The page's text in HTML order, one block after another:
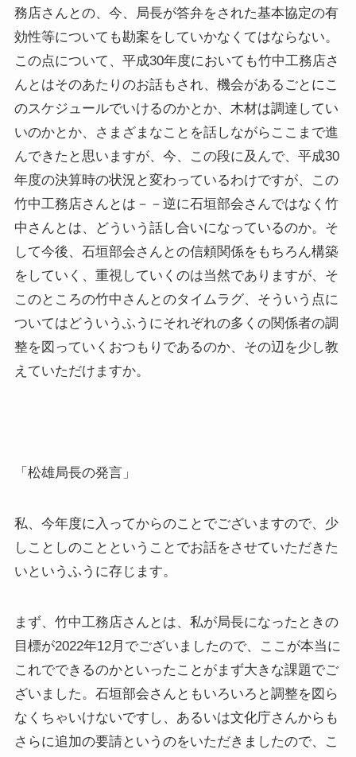
務店さんとの、今、局長が答弁をされた基本協定の有
効性等についても勘案をしていかなくてはならない。
この点について、平成30年度においても竹中工務店さ
んとはそのあたりのお話もされ、機会があるごとにこ
のスケジュールでいけるのかとか、木材は調達してい
いのかとか、さまざまなことを話しながらここまで進
んできたと思いますが、今、この段に及んで、平成30
年度の決算時の状況と変わっているわけですが、この
竹中工務店さんとは－－逆に石垣部会さんではなく竹
中さんとは、どういう話し合いになっているのか。そ
して今後、石垣部会さんとの信頼関係をもちろん構築
をしていく、重視していくのは当然でありますが、そ
このところの竹中さんとのタイムラグ、そういう点に
ついてはどういうふうにそれぞれの多くの関係者の調
整を図っていくおつもりであるのか、その辺を少し教
えていただけますか。
「松雄局長の発言」
私、今年度に入ってからのことでございますので、少
しことしのことということでお話をさせていただきた
いというふうに存じます。
まず、竹中工務店さんとは、私が局長になったときの
目標が2022年12月でございましたので、ここが本当に
これでできるのかといったことがまず大きな課題でご
ざいました。石垣部会さんともいろいろと調整を図ら
なくちゃいけないですし、あるいは文化庁さんからも
さらに追加の要請というのをいただきましたので、こ